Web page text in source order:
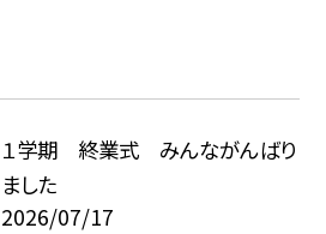
１学期 終業式 みんながんばり
ました
2026/07/17